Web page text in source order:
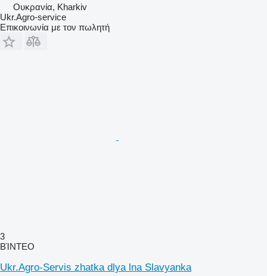
Ουκρανία, Kharkiv
Ukr.Agro-service
Επικοινωνία με τον πωλητή
3
ΒΊΝΤΕΟ
Ukr.Agro-Servis zhatka dlya lna Slavyanka